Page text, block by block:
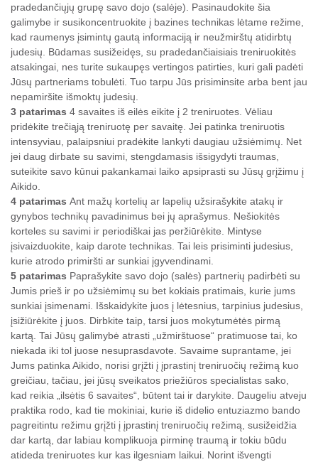
pradedančiųjų grupę savo dojo (salėje). Pasinaudokite šia
galimybe ir susikoncentruokite į bazines technikas lėtame režime,
kad raumenys įsimintų gautą informaciją ir neužmirštų atidirbtų
judesių. Būdamas susižeidęs, su pradedančiaisiais treniruokitės
atsakingai, nes turite sukaupęs vertingos patirties, kuri gali padėti
Jūsų partneriams tobulėti. Tuo tarpu Jūs prisiminsite arba bent jau
nepamiršite išmoktų judesių.
3 patarimas 4 savaites iš eilės eikite į 2 treniruotes. Vėliau
pridėkite trečiąją treniruotę per savaitę. Jei patinka treniruotis
intensyviau, palaipsniui pradėkite lankyti daugiau užsiėmimų. Net
jei daug dirbate su savimi, stengdamasis išsigydyti traumas,
suteikite savo kūnui pakankamai laiko apsiprasti su Jūsų grįžimu į
Aikido.
4 patarimas Ant mažų kortelių ar lapelių užsirašykite atakų ir
gynybos technikų pavadinimus bei jų aprašymus. Nešiokitės
korteles su savimi ir periodiškai jas peržiūrėkite. Mintyse
įsivaizduokite, kaip darote technikas. Tai leis prisiminti judesius,
kurie atrodo primiršti ar sunkiai įgyvendinami.
5 patarimas Paprašykite savo dojo (salės) partnerių padirbėti su
Jumis prieš ir po užsiėmimų su bet kokiais pratimais, kurie jums
sunkiai įsimenami. Išskaidykite juos į lėtesnius, tarpinius judesius,
įsižiūrėkite į juos. Dirbkite taip, tarsi juos mokytumėtės pirmą
kartą. Tai Jūsų galimybė atrasti „užmirštuose“ pratimuose tai, ko
niekada iki tol juose nesuprasdavote. Savaime suprantame, jei
Jums patinka Aikido, norisi grįžti į įprastinį treniruočių režimą kuo
greičiau, tačiau, jei jūsų sveikatos priežiūros specialistas sako,
kad reikia „ilsėtis 6 savaites“, būtent tai ir darykite. Daugeliu atveju
praktika rodo, kad tie mokiniai, kurie iš didelio entuziazmo bando
pagreitintu režimu grįžti į įprastinį treniruočių režimą, susižeidžia
dar kartą, dar labiau komplikuoja pirminę traumą ir tokiu būdu
atideda treniruotes kur kas ilgesniam laikui. Norint išvengti